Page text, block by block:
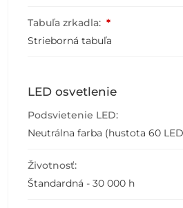
Tabuľa zrkadla: *
Strieborná tabuľa
LED osvetlenie
Podsvietenie LED:
Neutrálna farba (hustota 60
Životnosť:
Štandardná - 30 000 h